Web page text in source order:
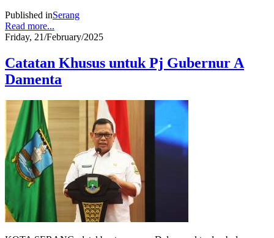
Published inSerang
Read more...
Friday, 21/February/2025
Catatan Khusus untuk Pj Gubernur A
Damenta